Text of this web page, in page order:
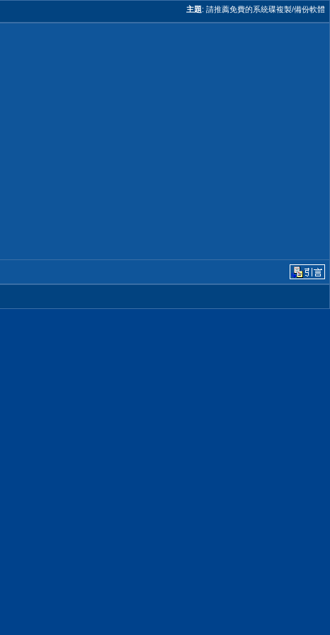
主題: 請推薦免費的系統碟複製/備份軟體